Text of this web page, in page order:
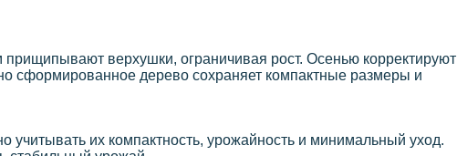
верхушки, ограничивая рост. Осенью корректируют
сформированное дерево сохраняет компактные размеры и
их компактность, урожайность и минимальный уход.